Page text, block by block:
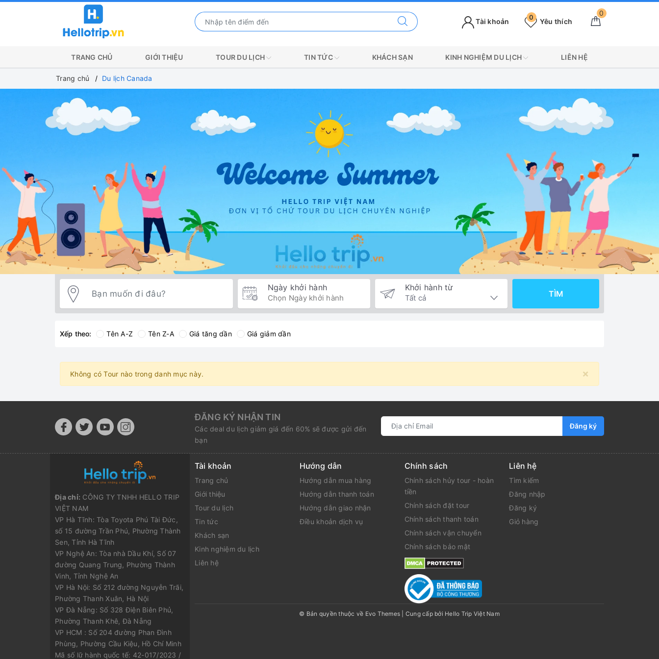
0
Yêu thích
0
Tài khoản
TRANG CHỦ GIỚI THIỆU TOUR DU LỊCH TIN TỨC KHÁCH SẠN KINH NGHIỆM DU LỊCH LIÊN HỆ
Trang chủ Du lịch Canada
Ngày khởi hành Khởi hành từ
TÌM
Xếp theo: Tên A-Z Tên Z-A Giá tăng dần Giá giảm dần
×
Không có Tour nào trong danh mục này.
ĐĂNG KÝ NHẬN TIN
Các deal du lịch giảm giá đến 60% sẽ được gửi đến
bạn
Đăng ký
Địa chỉ: CÔNG TY TNHH HELLO TRIP
VIỆT NAM
VP Hà Tĩnh: Tòa Toyota Phú Tài Đức,
số 15 đường Trần Phú, Phường Thành
Sen, Tỉnh Hà Tĩnh
VP Nghệ An: Tòa nhà Dầu Khí, Số 07
đường Quang Trung, Phường Thành
Vinh, Tỉnh Nghệ An
VP Hà Nội: Số 212 đường Nguyễn Trãi,
Phường Thanh Xuân, Hà Nội
VP Đà Nẵng: Số 328 Điện Biên Phủ,
Phường Thanh Khê, Đà Nẵng
VP HCM : Số 204 đường Phan Đình
Phùng, Phường Cầu Kiệu, Hồ Chí Minh
Mã số lữ hành quốc tế: 42-017/2023 /
Tài khoản
Trang chủ
Giới thiệu
Tour du lịch
Tin tức
Khách sạn
Kinh nghiệm du lịch
Liên hệ
Hướng dẫn
Hướng dẫn mua hàng
Hướng dẫn thanh toán
Hướng dẫn giao nhận
Điều khoản dịch vụ
Chính sách
Chính sách hủy tour - hoàn
tiền
Chính sách đặt tour
Chính sách thanh toán
Chính sách vận chuyển
Chính sách bảo mật
Liên hệ
Tìm kiếm
Đăng nhập
Đăng ký
Giỏ hàng
© Bản quyền thuộc về Evo Themes Cung cấp bởi Hello Trip Việt Nam